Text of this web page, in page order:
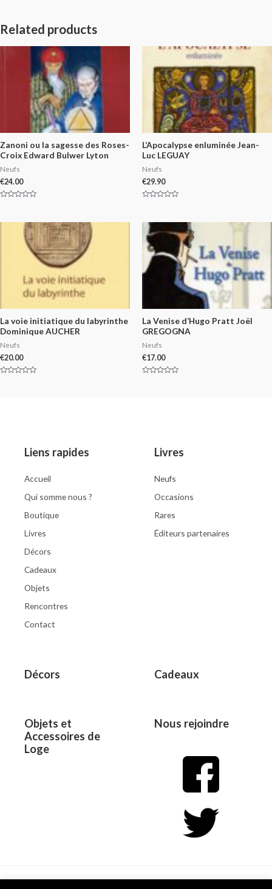
Related products
Zanoni ou la sagesse des Roses-
Croix Edward Bulwer Lyton
Neufs
€24.00
of
L’Apocalypse enluminée Jean-
Luc LEGUAY
Neufs
€29.90
of
La voie initiatique du labyrinthe
Dominique AUCHER
Neufs
€20.00
La Venise d’Hugo Pratt Joël
GREGOGNA
Neufs
€17.00
Liens rapides
Accueil
Qui somme nous ?
Boutique
Livres
Décors
Cadeaux
Objets
Rencontres
Contact
Livres
Neufs
Occasions
Rares
Éditeurs partenaires
Décors Cadeaux
Objets et
Accessoires de
Loge
Nous rejoindre